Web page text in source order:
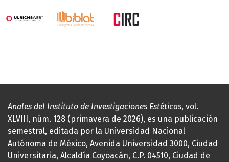
Anales del Instituto de Investigaciones Estéticas, vol.
XLVIII, núm. 128 (primavera de 2026), es una publicación
semestral, editada por la Universidad Nacional
Autónoma de México, Avenida Universidad 3000, Ciudad
Universitaria, Alcaldía Coyoacán, C.P. 04510, Ciudad de